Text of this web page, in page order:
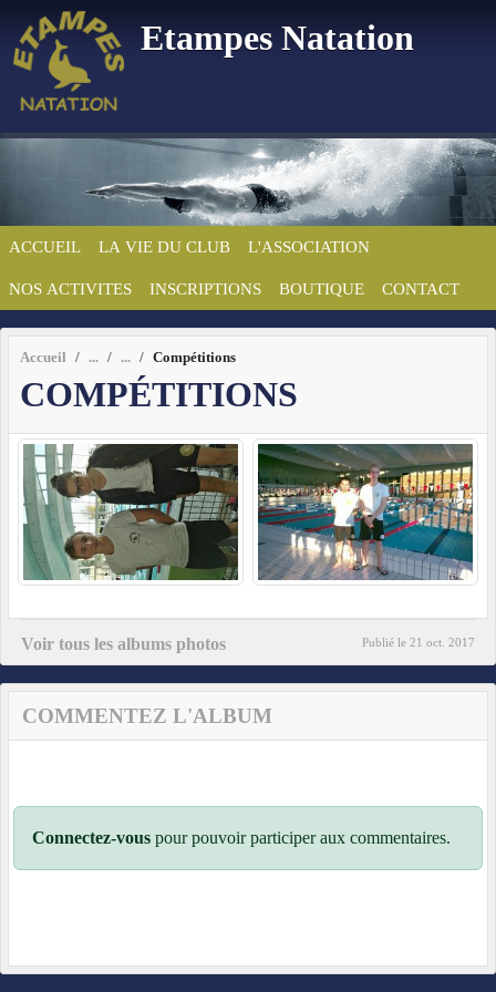
Etampes Natation
ACCUEIL LA VIE DU CLUB L'ASSOCIATION
NOS ACTIVITES INSCRIPTIONS BOUTIQUE CONTACT
Accueil Compétitions
COMPÉTITIONS
Voir tous les albums photos Publié le 21 oct. 2017
COMMENTEZ L'ALBUM
Connectez-vous pour pouvoir participer aux commentaires.
Panneau de gestion des cookies